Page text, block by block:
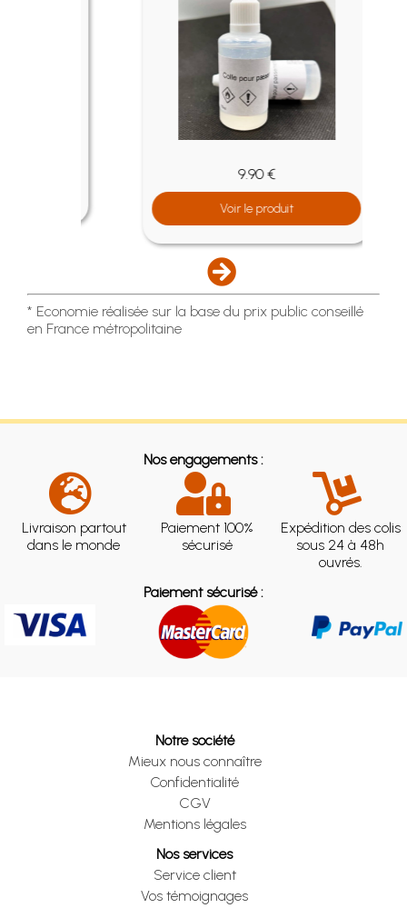
9.90 €
Voir le produit
* Economie réalisée sur la base du prix public conseillé
en France métropolitaine
Nos engagements :
Livraison partout
dans le monde
Paiement 100%
sécurisé
Expédition des colis
sous 24 à 48h
ouvrés.
Paiement sécurisé :
Notre société
Mieux nous connaître
Confidentialité
CGV
Mentions légales
Nos services
Service client
Vos témoignages